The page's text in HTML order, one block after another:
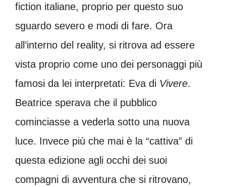
fiction italiane, proprio per questo suo
sguardo severo e modi di fare. Ora
all’interno del reality, si ritrova ad essere
vista proprio come uno dei personaggi più
famosi da lei interpretati: Eva di Vivere.
Beatrice sperava che il pubblico
cominciasse a vederla sotto una nuova
luce. Invece più che mai è la “cattiva” di
questa edizione agli occhi dei suoi
compagni di avventura che si ritrovano,